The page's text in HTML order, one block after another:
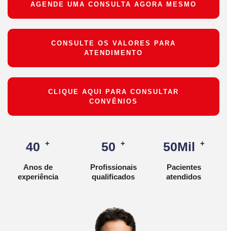
AGENDE UMA CONSULTA AGORA MESMO
CONSULTE OS VALORES PARA
ATENDIMENTO
CLIQUE AQUI PARA CONSULTAR
CONVÊNIOS
40 +
Anos de
experiência
50 +
Profissionais
qualificados
50Mil +
Pacientes
atendidos